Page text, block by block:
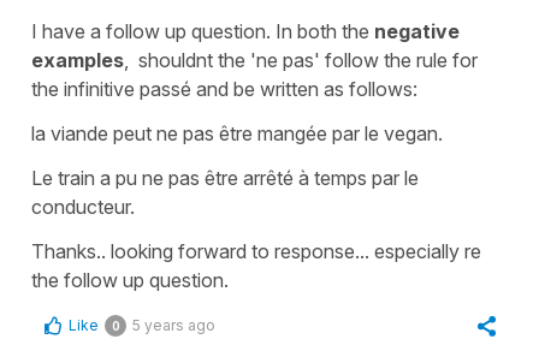
I have a follow up question. In both the negative
examples , shouldnt the 'ne pas' follow the rule for
the infinitive passé and be written as follows:
la viande peut ne pas être mangée par le vegan.
Le train a pu ne pas être arrêté à temps par le
conducteur.
Thanks.. looking forward to response... especially re
the follow up question.
Like 0 5 years ago